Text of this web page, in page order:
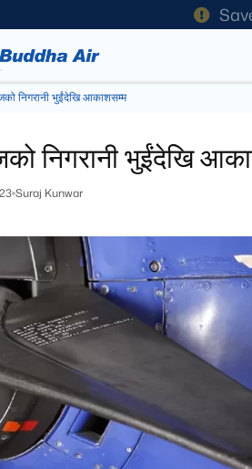
निगरानी भुईंदेखि आकाशसम्म
निगरानी भुईंदेखि
Suraj Kunwar